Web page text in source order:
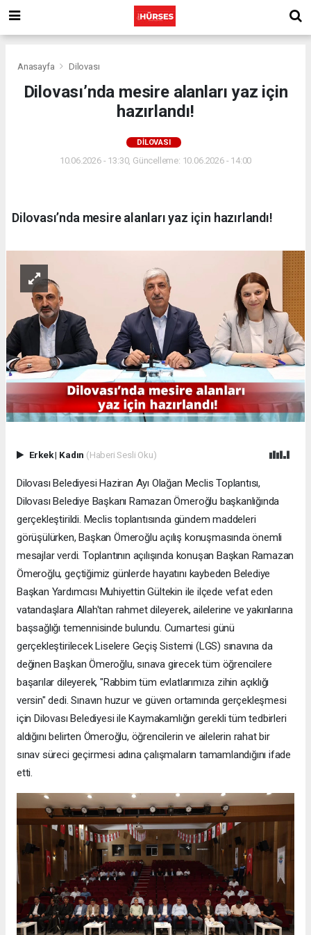
Anasayfa Dilovası
Dilovası’nda mesire alanları yaz için
hazırlandı!
DILOVASI
10.06.2026 - 13:30, Güncelleme: 10.06.2026 - 14:00
Dilovası’nda mesire alanları yaz için hazırlandı!
Erkek| Kadın (Haberi Sesli Oku)
Dilovası Belediyesi Haziran Ayı Olağan Meclis Toplantısı,
Dilovası Belediye Başkanı Ramazan Ömeroğlu başkanlığında
gerçekleştirildi. Meclis toplantısında gündem maddeleri
görüşülürken, Başkan Ömeroğlu açılış konuşmasında önemli
mesajlar verdi. Toplantının açılışında konuşan Başkan Ramazan
Ömeroğlu, geçtiğimiz günlerde hayatını kaybeden Belediye
Başkan Yardımcısı Muhiyettin Gültekin ile ilçede vefat eden
vatandaşlara Allah'tan rahmet dileyerek, ailelerine ve yakınlarına
başsağlığı temennisinde bulundu. Cumartesi günü
gerçekleştirilecek Liselere Geçiş Sistemi (LGS) sınavına da
değinen Başkan Ömeroğlu, sınava girecek tüm öğrencilere
başarılar dileyerek, "Rabbim tüm evlatlarımıza zihin açıklığı
versin" dedi. Sınavın huzur ve güven ortamında gerçekleşmesi
için Dilovası Belediyesi ile Kaymakamlığın gerekli tüm tedbirleri
aldığını belirten Ömeroğlu, öğrencilerin ve ailelerin rahat bir
sınav süreci geçirmesi adına çalışmaların tamamlandığını ifade
etti.